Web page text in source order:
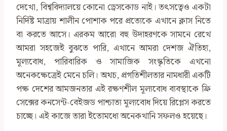
দেখো, বিশ্ববিদ্যালয়ে কোনো ড্রেসকোড নাই। তৎসত্বেও একটা
নির্দিষ্ট মাত্রায় শালীন পোশাক পরে প্রত্যেকে এখানে ক্লাস নিতে
বা করতে আসে। এরকম আরো বহু উদাহরণকে সামনে রেখে
আমরা সহজেই বুঝতে পারি, এখানে আমরা দেশজ ঐতিহ্য,
মূল্যবোধ, পারিবারিক ও সামাজিক সংস্কৃতিকে এখনো
অনেকক্ষেত্রেই মেনে চলি। অথচ, প্রগতিশীলতার নামধারী একটি
পক্ষ দেশের আমজনতার এই রক্ষণশীল মূল্যবোধ ব্যবস্থাকে ফ্রি
সেক্সের কনসেন্ট-বেইজড পাশ্চাত্য মূল্যবোধ দিয়ে রিপ্লেস করতে
চাচ্ছে। এই কাজে তারা ইতোমধ্যে অনেকখানি সফলও হয়েছে।